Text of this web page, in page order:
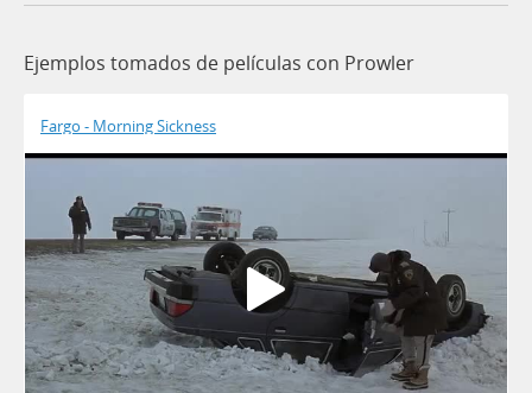
Ejemplos tomados de películas con Prowler
Fargo - Morning Sickness